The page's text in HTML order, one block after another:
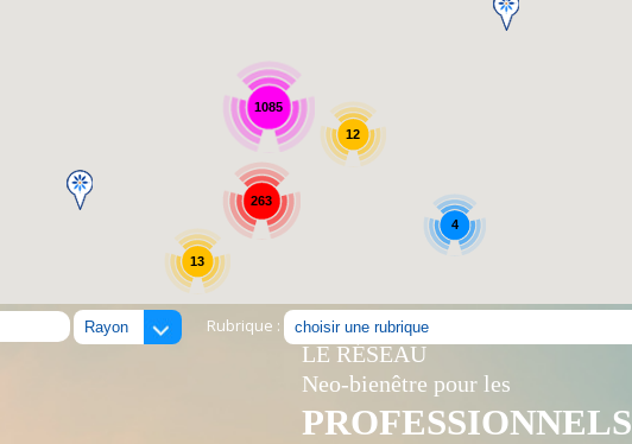
1085
13
263
4
12
Rubrique :
LE RÉSEAU
Neo-bienêtre pour les
PROFESSIONNELS